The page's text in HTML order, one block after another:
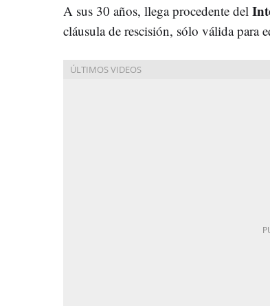
A sus 30 años, llega procedente del
cláusula de rescisión, sólo válida para